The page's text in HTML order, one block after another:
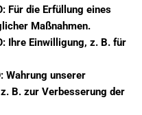
Für die Erfüllung eines
Maßnahmen.
Ihre Einwilligung, z. B. für
Wahrung unserer
B. zur Verbesserung der